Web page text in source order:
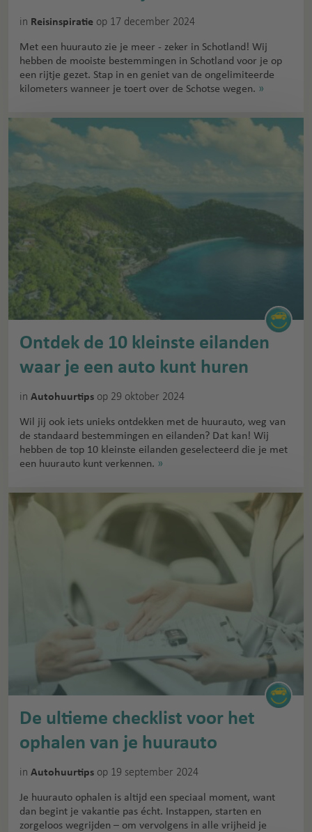
in Reisinspiratie op 17 december 2024
Met een huurauto zie je meer - zeker in Schotland! Wij
hebben de mooiste bestemmingen in Schotland voor je op
een rijtje gezet. Stap in en geniet van de ongelimiteerde
kilometers wanneer je toert over de Schotse wegen. »
Ontdek de 10 kleinste eilanden
waar je een auto kunt huren
in Autohuurtips op 29 oktober 2024
Wil jij ook iets unieks ontdekken met de huurauto, weg van
de standaard bestemmingen en eilanden? Dat kan! Wij
hebben de top 10 kleinste eilanden geselecteerd die je met
een huurauto kunt verkennen. »
De ultieme checklist voor het
ophalen van je huurauto
in Autohuurtips op 19 september 2024
Je huurauto ophalen is altijd een speciaal moment, want
dan begint je vakantie pas écht. Instappen, starten en
zorgeloos wegrijden – om vervolgens in alle vrijheid je